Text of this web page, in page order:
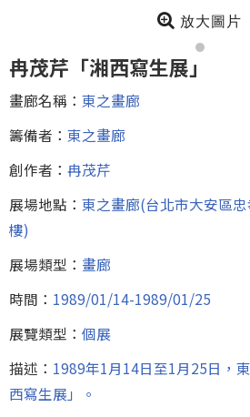
放大圖片
冉茂芹「湘西寫生展」
畫廊名稱： 東之畫廊
籌備者： 東之畫廊
創作者： 冉茂芹
展場地點： 東之畫廊(台北市大安區
樓)
展場類型： 畫廊
時間： 1989/01/14-1989/01/25
展覽類型： 個展
描述： 1989年1月14日至1月25日，
西寫生展」。